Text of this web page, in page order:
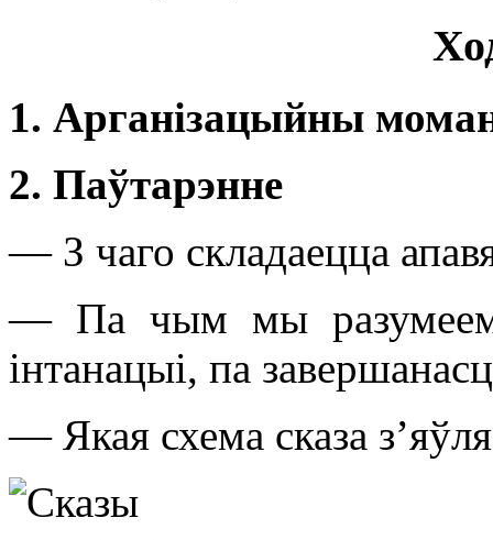
1. Арганізацыйны
2. Паўтарэнне
— З чаго складаецца
— Па чым мы разумеем,
інтанацыі, па
— Якая схема сказа